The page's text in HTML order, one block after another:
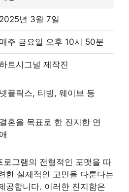
2025년 3월 7일
매주 금요일 오후 10시 50분
트시그널 제작진
넷플릭스, 티빙, 웨이브 등
결혼을 목표로 한 진지한 연
애
그램의 전형적인 포맷을 따
한 실제적인 고민을 다룬다는
공합니다. 이러한 진지함은